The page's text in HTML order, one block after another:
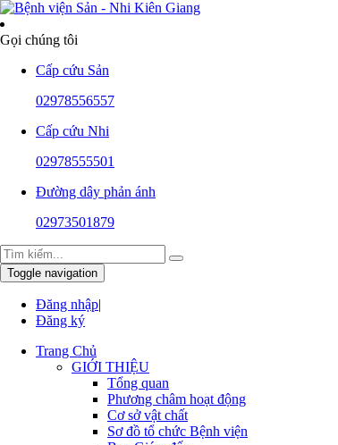
Gọi chúng tôi
Cấp cứu Sản
02978556557
Cấp cứu Nhi
02978555501
Đường dây phản ánh
02973501879
Toggle navigation
Đăng nhập|
Đăng ký
Trang Chủ
GIỚI THIỆU
Tổng quan
Phương châm hoạt động
Cơ sở vật chất
Sơ đồ tổ chức Bệnh viện